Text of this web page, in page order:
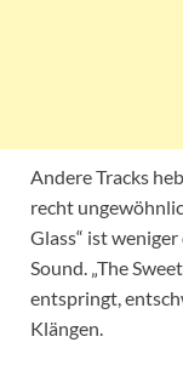
Andere Tracks
recht
Glass“ ist
Sound. „The
entspringt,
Klängen.